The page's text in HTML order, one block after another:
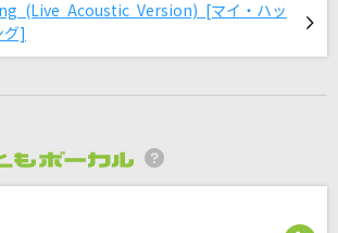
マンティック
(Live Acoustic Version) [マイ・ハッ
]